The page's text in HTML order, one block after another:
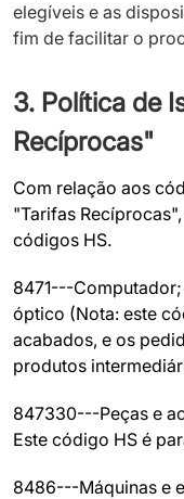
elegíveis e as
fim de facilitar o
3. Política de
Recíprocas"
Com relação aos
"Tarifas
códigos HS.
8471---
óptico (Nota: este
acabados, e os
produtos
847330---Peças e
Este código HS é
8486---Máquinas e